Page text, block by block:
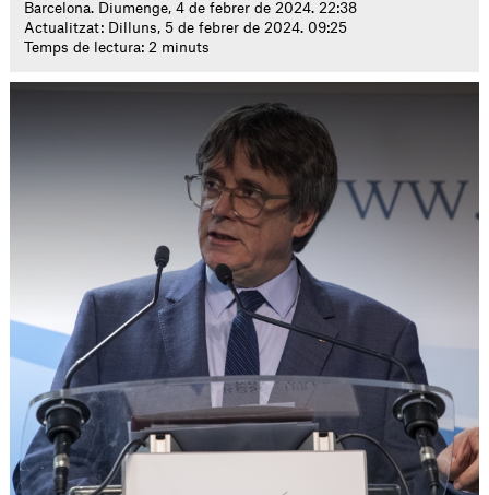
Barcelona. Diumenge, 4 de febrer de 2024. 22:38
Actualitzat: Dilluns, 5 de febrer de 2024. 09:25
Temps de lectura: 2 minuts